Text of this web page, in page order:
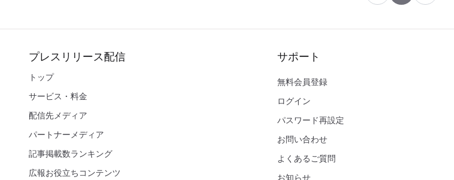
プレスリリース配信
トップ
サービス・料金
配信先メディア
パートナーメディア
記事掲載数ランキング
広報お役立ちコンテンツ
サポート
無料会員登録
ログイン
パスワード再設定
お問い合わせ
よくあるご質問
お知らせ